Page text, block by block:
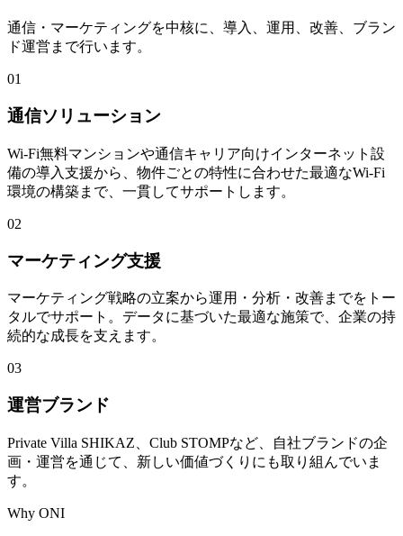
通信・マーケティングを中核に、導入、運用、改善、ブラン
ド運営まで行います。
01
通信ソリューション
Wi-Fi無料マンションや通信キャリア向けインターネット設
備の導入支援から、物件ごとの特性に合わせた最適なWi-Fi
環境の構築まで、一貫してサポートします。
02
マーケティング支援
マーケティング戦略の立案から運用・分析・改善までをトー
タルでサポート。データに基づいた最適な施策で、企業の持
続的な成長を支えます。
03
運営ブランド
Private Villa SHIKAZ、Club STOMPなど、自社ブランドの企
画・運営を通じて、新しい価値づくりにも取り組んでいま
す。
Why ONI